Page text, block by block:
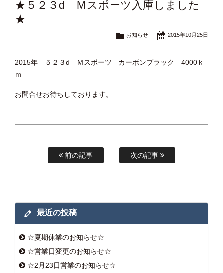
★５２３d Ｍスポーツ入庫しました
★
2015年10月25日
お知らせ
2015年 ５２３d Ｍスポーツ カーボンブラック 4000ｋ
ｍ
お問合せお待ちしております。
前の記事 次の記事
最近の投稿
☆夏期休業のお知らせ☆
☆営業日変更のお知らせ☆
☆2月23日営業のお知らせ☆